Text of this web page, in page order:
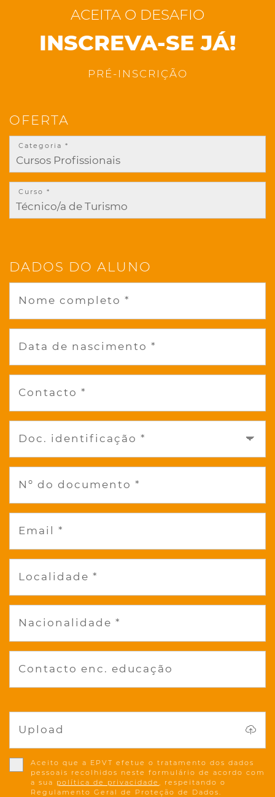
ACEITA O DESAFIO
INSCREVA-SE JÁ!
PRÉ-INSCRIÇÃO
OFERTA
Categoria *
Curso *
DADOS DO ALUNO
Nome completo *
Data de nascimento *
Contacto *
Doc. identificação *
Nº do documento *
Email *
Localidade *
Nacionalidade *
Contacto enc. educação
Upload
Aceito que a EPVT efetue o tratamento dos dados
pessoais recolhidos neste formulário de acordo com
a sua política de privacidade
, respeitando o
Regulamento Geral de Proteção de Dados.